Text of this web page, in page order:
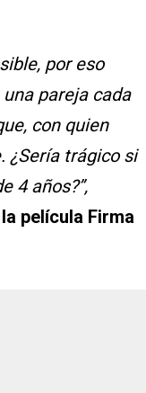
por eso
pareja cada
con quien
¿Sería trágico si
4 años?”,
película Firma